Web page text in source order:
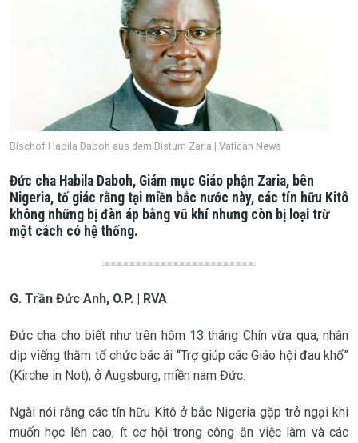
Bischof Habila Daboh aus dem Bistum Zaria | Vatican News
Đức cha Habila Daboh, Giám mục Giáo phận Zaria, bên
Nigeria, tố giác rằng tại miền bắc nước này, các tín hữu Kitô
không những bị đàn áp bằng vũ khí nhưng còn bị loại trừ
một cách có hệ thống.
G. Trần Đức Anh, O.P. | RVA
Đức cha cho biết như trên hôm 13 tháng Chín vừa qua, nhân
dịp viếng thăm tổ chức bác ái “Trợ giúp các Giáo hội đau khổ”
(Kirche in Not), ở Augsburg, miền nam Đức.
Ngài nói rằng các tín hữu Kitô ở bắc Nigeria gặp trở ngại khi
muốn học lên cao, ít cơ hội trong công ăn việc làm và các